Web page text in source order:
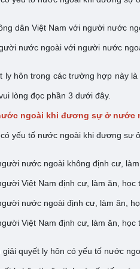
dân Việt Nam với người nước
nước ngoài với người nước
ly hôn trong các trường hợp này
lòng đọc phần 3 dưới đây.
ngoài khi đương sự ở nước
yếu tố nước ngoài khi đương sự
nước ngoài không định cư,
Việt Nam định cư, làm ăn, học
nước ngoài định cư, làm ăn,
Việt Nam định cư, làm ăn, học
giải quyết ly hôn có yếu tố nước